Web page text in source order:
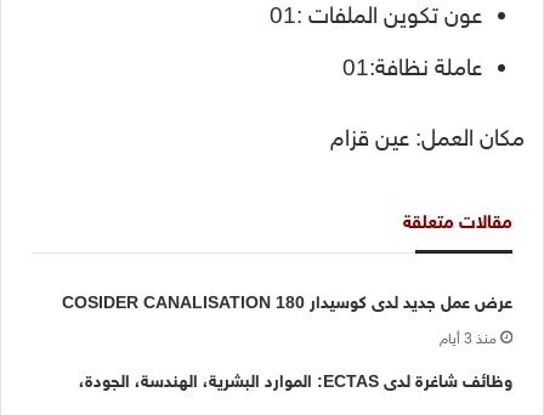
عون تكوين الملفات :01
عاملة نظافة:01
مكان العمل: عين قزام
مقالات متعلقة
عرض عمل جديد لدى كوسيدار COSIDER CANALISATION 180
منذ 3 أيام
وظائف شاغرة لدى ECTAS: الموارد البشرية، الهندسة، الجودة،